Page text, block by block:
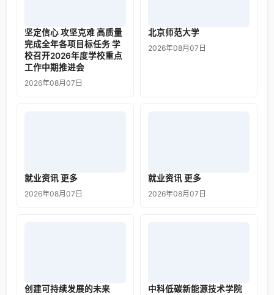
坚定信心 攻坚克难 高质量
完成全年各项目标任务 学
校召开2026年度学校重点
工作中期推进会
2026年08月07日
北京师范大学
2026年08月07日
就业资讯 更多
2026年08月07日
就业资讯 更多
2026年08月07日
创建可持续发展的未来
中科低碳新能源技术学院